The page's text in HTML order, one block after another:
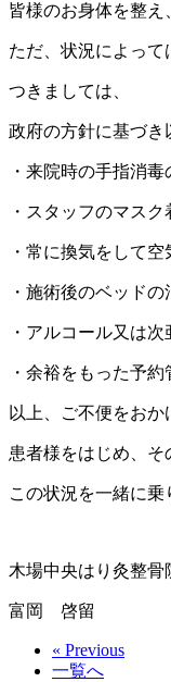
皆様のお身体を整え
ただ、状況によって
つきましては、
政府の方針に基づき
・来院時の手指消
・スタッフのマス
・常に換気をして
・施術後のベッド
・アルコール又は
・余裕をもった予約
以上、ご不便をお
患者様をはじめ、そ
この状況を一緒に乗
木場中央はり灸整骨
富岡 啓留
« Previous
一覧へ